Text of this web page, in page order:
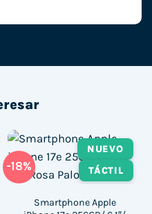
-18%
NUEVO
TÁCTIL
Smartphone Apple